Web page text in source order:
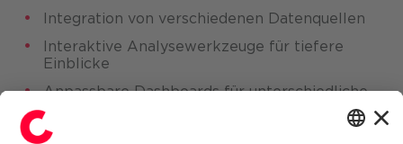
Integration von verschiedenen Datenquellen
Interaktive Analysewerkzeuge für tiefere
Einblicke
Anpassbare Dashboards für unterschiedliche
Nutzer